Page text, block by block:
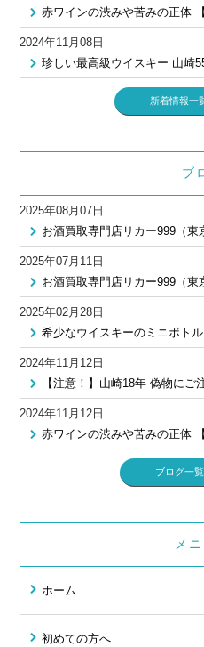
赤ワインの渋みや苦みの正体
2024年11月08日
珍しい最高級ウイスキー 山崎
新着情報一
ブ
2025年08月07日
お酒買取専門店リカー999（東
2025年07月11日
お酒買取専門店リカー999（東
2025年02月28日
希少なウイスキーのミニボトル
2024年11月12日
【注意！】山崎18年 偽物にご
2024年11月12日
赤ワインの渋みや苦みの正体
ブログ一
メ
ホーム
初めての方へ